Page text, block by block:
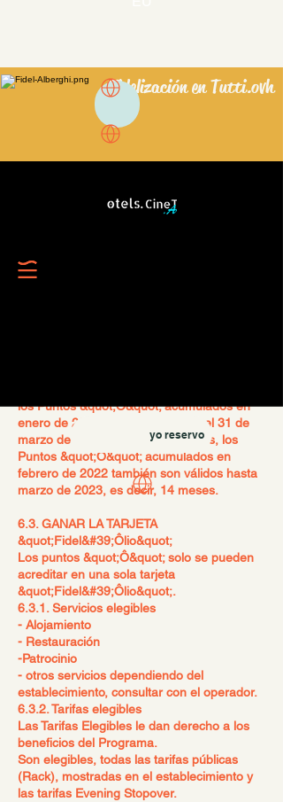
yo reservo
Fidelización en Tutti.ovh
Los puntos &quot;Ô&quot; se acreditan
los Puntos &quot;Ô&quot; acumulados en
enero de 2022 son válidos hasta el 31 de
marzo de 2023, es decir, 15 meses, los
Puntos &quot;Ô&quot; acumulados en
febrero de 2022 también son válidos hasta
marzo de 2023, es decir, 14 meses.
6.3. GANAR LA TARJETA
&quot;Fidel&#39;Ôlio&quot;
Los puntos &quot;Ô&quot; solo se pueden
acreditar en una sola tarjeta
&quot;Fidel&#39;Ôlio&quot;.
6.3.1. Servicios elegibles
- Alojamiento
- Restauración
-Patrocinio
- otros servicios dependiendo del
establecimiento, consultar con el operador.
6.3.2. Tarifas elegibles
Las Tarifas Elegibles le dan derecho a los
beneficios del Programa.
Son elegibles, todas las tarifas públicas
(Rack), mostradas en el establecimiento y
las tarifas Evening Stopover.